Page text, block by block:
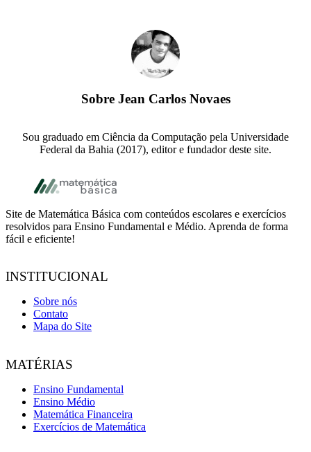
Sobre Jean Carlos Novaes
Sou graduado em Ciência da Computação pela Universidade
Federal da Bahia (2017), editor e fundador deste site.
Footer
Site de Matemática Básica com conteúdos escolares e exercícios
resolvidos para Ensino Fundamental e Médio. Aprenda de forma
fácil e eficiente!
INSTITUCIONAL
Sobre nós
Contato
Mapa do Site
MATÉRIAS
Ensino Fundamental
Ensino Médio
Matemática Financeira
Exercícios de Matemática